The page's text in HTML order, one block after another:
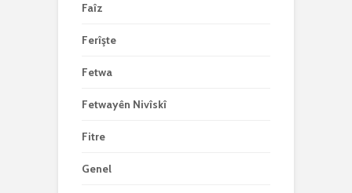
Faîz
Ferîşte
Fetwa
Fetwayên Nivîskî
Fitre
Genel